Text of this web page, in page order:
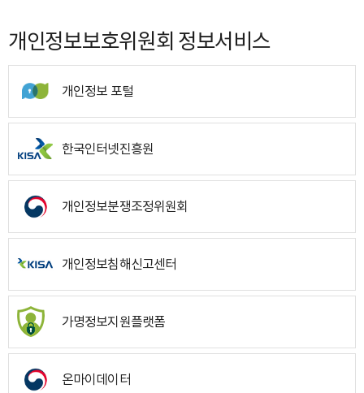
개인정보보호위원회 정보서비스
개인정보 포털
한국인터넷진흥원
개인정보분쟁조정위원회
개인정보침해신고센터
가명정보지원플랫폼
온마이데이터